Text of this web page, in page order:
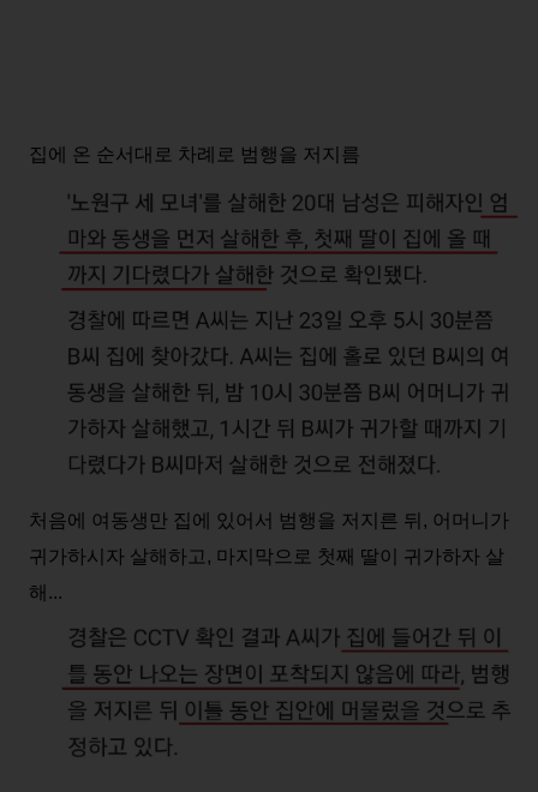
집에 온 순서대로 차례로 범행을 저지름
처음에 여동생만 집에 있어서 범행을 저지른 뒤, 어머니가
귀가하시자 살해하고, 마지막으로 첫째 딸이 귀가하자 살
해...